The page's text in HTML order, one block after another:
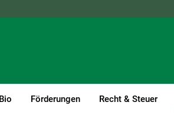
Bio Förderungen Recht & Steuer